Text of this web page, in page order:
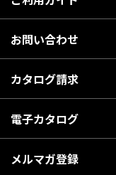
お問い合わせ
カタログ請求
電子カタログ
メルマガ登録